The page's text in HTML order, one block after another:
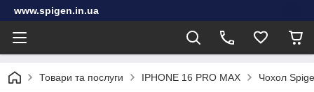
www.spigen.in.ua
Товари та послуги IPHONE 16 PRO MAX Чохол